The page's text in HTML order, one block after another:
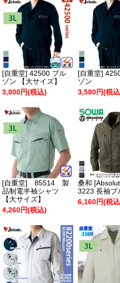
[自重堂] 42500 ブル
ゾン 【大サイズ】
3,800円(税込)
[自重堂]
ゾン
3,580円(税
[自重堂] 85514 製
品制電半袖シャツ
【大サイズ】
4,260円(税込)
桑和
3223 長袖ブ
6,160円(税